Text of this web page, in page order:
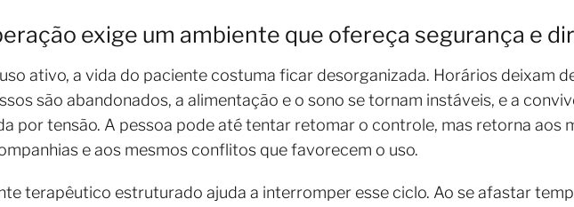
exige um ambiente que ofereça segurança e
ativo, a vida do paciente costuma ficar desorganizada. Horários deixam
são abandonados, a alimentação e o sono se tornam instáveis, e a
por tensão. A pessoa pode até tentar retomar o controle, mas retorna aos
e aos mesmos conflitos que favorecem o uso.
terapêutico estruturado ajuda a interromper esse ciclo. Ao se afastar